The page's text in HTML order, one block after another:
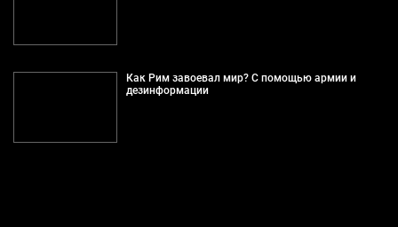
Как Рим завоевал мир? С помощью армии и
дезинформации